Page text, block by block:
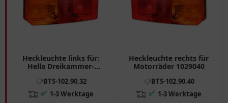
Heckleuchte links für:
Hella Dreikammer-
BTS-102.90.32
✅ 1-3 Werktage
Heckleuchte rechts für
Motorräder 1029040
BTS-102.90.40
✅ 1-3 Werktage